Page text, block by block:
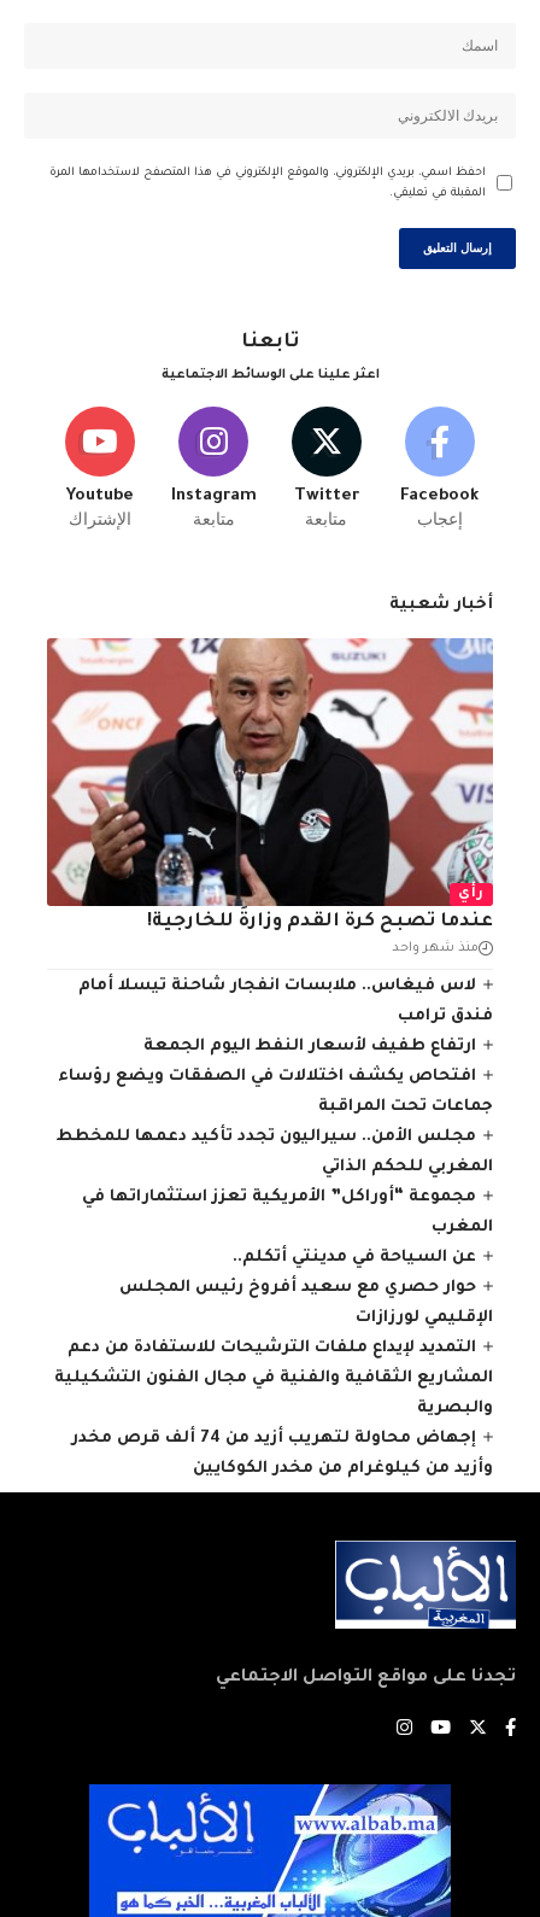
احفظ اسمي، بريدي الإلكتروني، والموقع الإلكتروني في هذا المتصفح لاستخدامها المرة
المقبلة في تعليقي.
تابعنا
اعثر علينا على الوسائط الاجتماعية
Facebook
إعجاب
Twitter
متابعة
Instagram
متابعة
Youtube
الإشتراك
أخبار شعبية
رأي
عندما تصبح كرة القدم وزارةً للخارجية!
منذ شهر واحد
لاس فيغاس.. ملابسات انفجار شاحنة تيسلا أمام
فندق ترامب
ارتفاع طفيف لأسعار النفط اليوم الجمعة
افتحاص يكشف اختلالات في الصفقات ويضع رؤساء
جماعات تحت المراقبة
مجلس الأمن.. سيراليون تجدد تأكيد دعمها للمخطط
المغربي للحكم الذاتي
مجموعة “أوراكل” الأمريكية تعزز استثماراتها في
المغرب
عن السياحة في مدينتي أتكلم..
حوار حصري مع سعيد أفروخ رئيس المجلس
الإقليمي لورزازات
التمديد لإيداع ملفات الترشيحات للاستفادة من دعم
المشاريع الثقافية والفنية في مجال الفنون التشكيلية
والبصرية
إجهاض محاولة لتهريب أزيد من 74 ألف قرص مخدر
وأزيد من كيلوغرام من مخدر الكوكايين
تجدنا على مواقع التواصل الاجتماعي